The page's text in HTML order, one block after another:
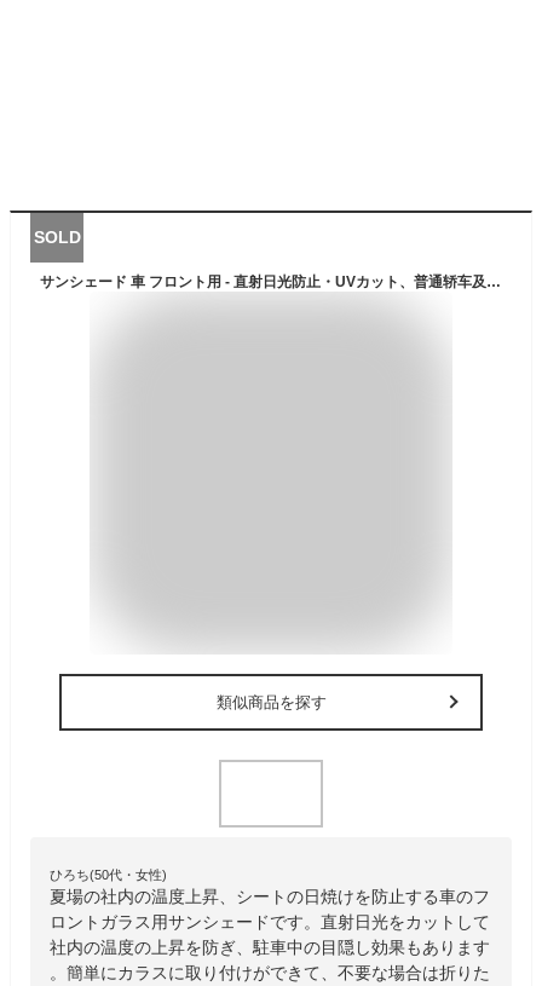
SOLD
サンシェード 車 フロント用 - 直射日光防止・UVカット、普通轿车及び中小型SUV対応 (M183*116) 霜よけ 凍結防止 落ち葉防止 四季対応
類似商品を探す
ひろち(50代・女性)
夏場の社内の温度上昇、シートの日焼けを防止する車のフ
ロントガラス用サンシェードです。直射日光をカットして
社内の温度の上昇を防ぎ、駐車中の目隠し効果もあります
。簡単にカラスに取り付けができて、不要な場合は折りた